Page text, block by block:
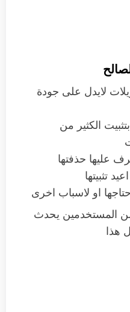
لايدل على جودة
الكثير من
عليها حذفتها
تثبيتها
او لاسباب اخرى
من المستخدمين يحدث
هذا